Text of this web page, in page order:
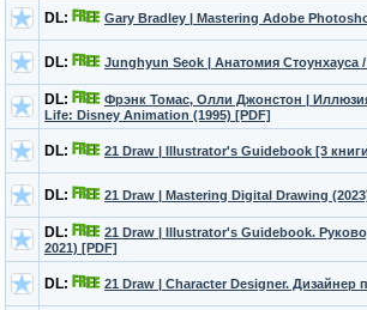
DL: Gary Bradley | Mastering Adobe
DL: Junghyun Seok | Анатомия Стоунхауса
DL:
Фрэнк Томас, Олли Джонстон |
Life: Disney Animation (1995) [PDF]
DL: 21 Draw | Illustrator's Guidebook [3
DL: 21 Draw | Mastering Digital Drawing
DL:
21 Draw | Illustrator's Guidebook.
2021) [PDF]
DL: 21 Draw | Character Designer. Дизайнер